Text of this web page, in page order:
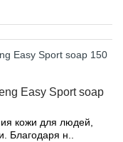
Easy Sport soap
кожи для людей,
Благодаря н..